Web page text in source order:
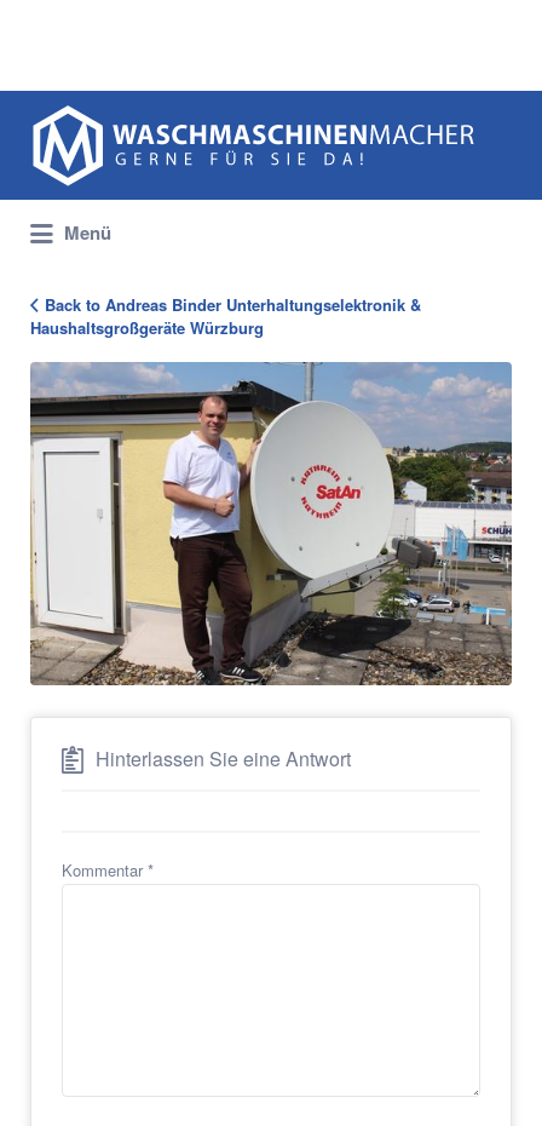
Suchen
nach:
Menü
1231_Binder_Portrait
Back to Andreas Binder Unterhaltungselektronik &
Haushaltsgroßgeräte Würzburg
Hinterlassen Sie eine Antwort
Kommentar*